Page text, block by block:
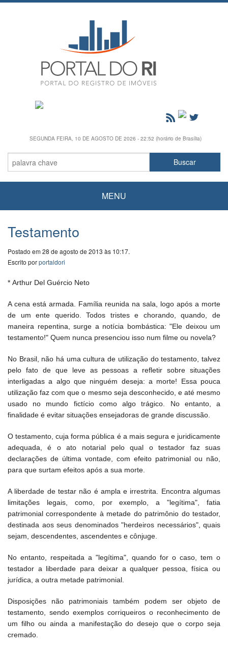
SEGUNDA FEIRA, 10 DE AGOSTO DE 2026 - 22:52 (horário de Brasília)
MENU
Testamento
Postado em 28 de agosto de 2013 às 10:17.
Escrito porportaldori
* Arthur Del Guércio Neto
A cena está armada. Família reunida na sala, logo após a morte
de um ente querido. Todos tristes e chorando, quando, de
maneira repentina, surge a notícia bombástica: "Ele deixou um
testamento!" Quem nunca presenciou isso num filme ou novela?
No Brasil, não há uma cultura de utilização do testamento, talvez
pelo fato de que leve as pessoas a refletir sobre situações
interligadas a algo que ninguém deseja: a morte! Essa pouca
utilização faz com que o mesmo seja desconhecido, e até mesmo
usado no mundo fictício como algo trágico. No entanto, a
finalidade é evitar situações ensejadoras de grande discussão.
O testamento, cuja forma pública é a mais segura e juridicamente
adequada, é o ato notarial pelo qual o testador faz suas
declarações de última vontade, com efeito patrimonial ou não,
para que surtam efeitos após a sua morte.
A liberdade de testar não é ampla e irrestrita. Encontra algumas
limitações legais, como, por exemplo, a "legítima", fatia
patrimonial correspondente à metade do patrimônio do testador,
destinada aos seus denominados "herdeiros necessários", quais
sejam, descendentes, ascendentes e cônjuge.
No entanto, respeitada a "legítima", quando for o caso, tem o
testador a liberdade para deixar a qualquer pessoa, física ou
jurídica, a outra metade patrimonial.
Disposições não patrimoniais também podem ser objeto de
testamento, sendo exemplos corriqueiros o reconhecimento de
um filho ou ainda a manifestação do desejo que o corpo seja
cremado.